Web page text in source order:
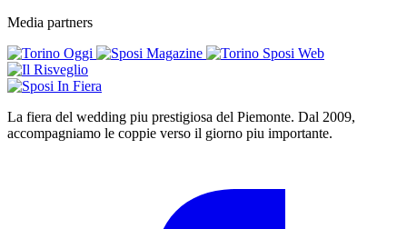
Media partners
La fiera del wedding piu prestigiosa del Piemonte. Dal 2009,
accompagniamo le coppie verso il giorno piu importante.